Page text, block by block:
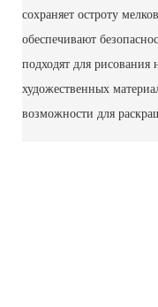
сохраняет остроту
обеспечивают
подходят для рисования
художественных
возможности для